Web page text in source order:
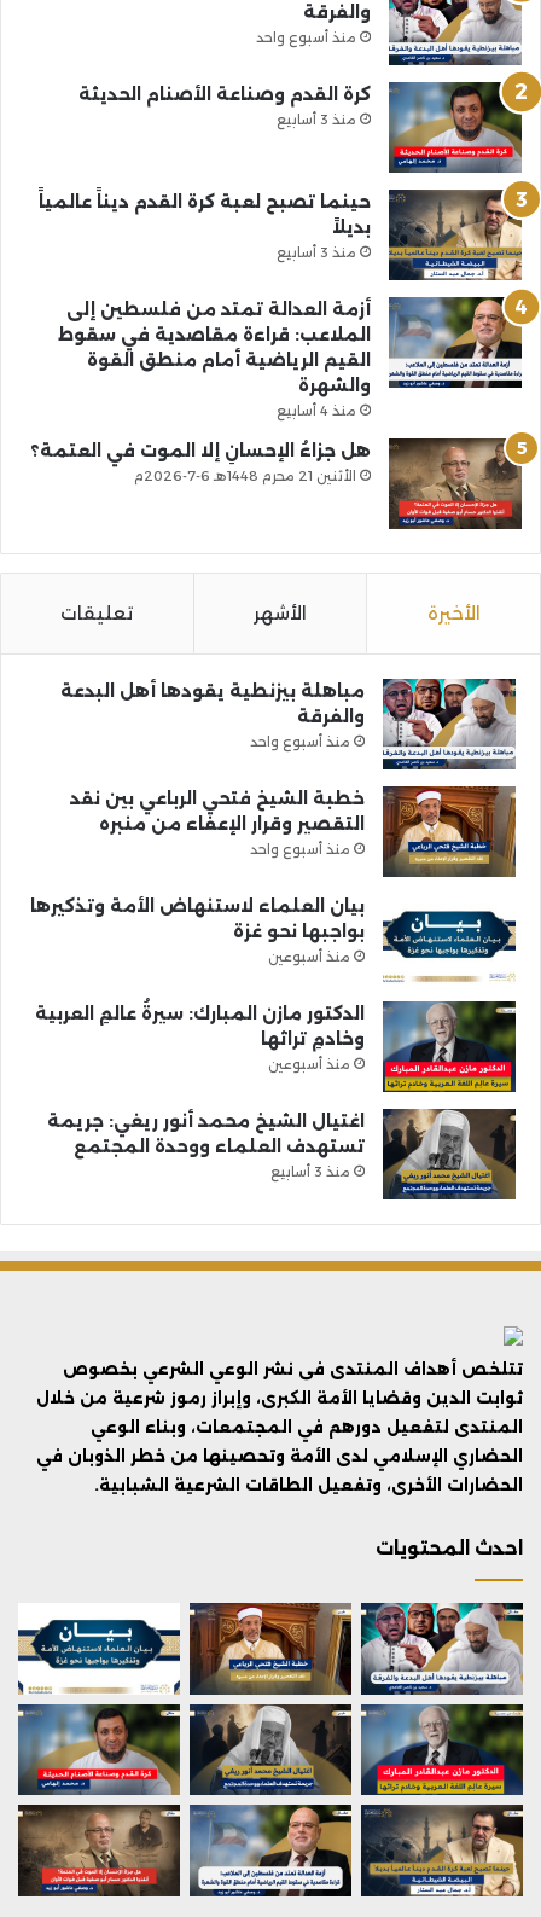
والفرقة
منذ أسبوع واحد
كرة القدم وصناعة الأصنام الحديثة
منذ 3 أسابيع
حينما تصبح لعبة كرة القدم ديناً عالمياً
بديلاً
منذ 3 أسابيع
أزمة العدالة تمتد من فلسطين إلى
الملاعب: قراءة مقاصدية في سقوط
القيم الرياضية أمام منطق القوة
والشهرة
منذ 4 أسابيع
هل جزاءُ الإحسانِ إلا الموت في العتمة؟
الأثنين 21 محرم 1448هـ 6-7-2026م
الأخيرة الأشهر تعليقات
مباهلة بيزنطية يقودها أهل البدعة
والفرقة
منذ أسبوع واحد
خطبة الشيخ فتحي الرباعي بين نقد
التقصير وقرار الإعفاء من منبره
منذ أسبوع واحد
بيان العلماء لاستنهاض الأمة وتذكيرها
بواجبها نحو غزة
منذ أسبوعين
الدكتور مازن المبارك: سيرةُ عالمِ العربية
وخادمِ تراثها
منذ أسبوعين
اغتيال الشيخ محمد أنور ريغي: جريمة
تستهدف العلماء ووحدة المجتمع
منذ 3 أسابيع
تتلخص أهداف المنتدى فى نشر الوعي الشرعي بخصوص
ثوابت الدين وقضايا الأمة الكبرى، وإبراز رموز شرعية من خلال
المنتدى لتفعيل دورهم في المجتمعات، وبناء الوعي
الحضاري الإسلامي لدى الأمة وتحصينها من خطر الذوبان في
الحضارات الأخرى، وتفعيل الطاقات الشرعية الشبابية.
احدث المحتويات